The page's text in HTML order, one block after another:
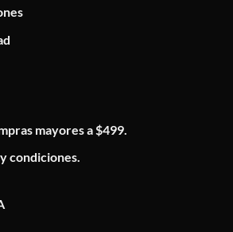
mayores a $499.
condiciones.